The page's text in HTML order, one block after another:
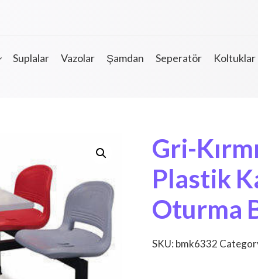
Suplalar Vazolar Şamdan Seperatör Koltuklar
Gri-
Plastik
Oturma
SKU: bmk6332